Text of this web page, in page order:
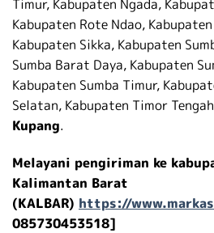
Timur, Kabupaten Ngada,
Kabupaten Rote Ndao,
Kabupaten Sikka, Kabupaten
Sumba Barat Daya, Kabupaten
Kabupaten Sumba Timur,
Selatan, Kabupaten Timor
Kupang.
Melayani pengiriman ke
Kalimantan Barat
(KALBAR) https://
085730453518]